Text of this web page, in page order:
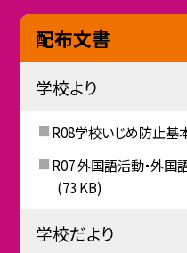
配布文書
学校より
R08学校いじめ防止基
R07 外国語活動・外
(73 KB)
学校だより